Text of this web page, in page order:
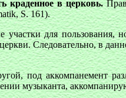
краденное в церковь.
S. 161).
для пользования,
Следовательно, в
под аккомпанемент
музыканта,